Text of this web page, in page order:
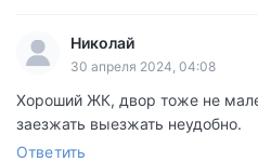
Николай
30 апреля 2024, 04:08
Хороший ЖК, двор тоже не
заезжать выезжать неудобно.
Ответить